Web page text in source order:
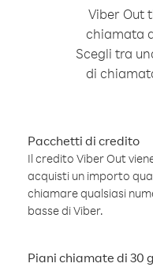
Viber Out
chiamata
Scegli tra
di
Pacchetti di credito
Il credito Viber Out
acquisti un importo
chiamare qualsiasi
basse di Viber.
Piani chiamate di 30